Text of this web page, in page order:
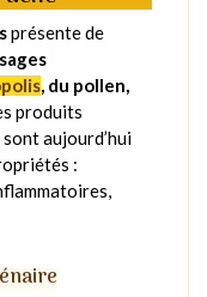
présente de
, du pollen,
produits
aujourd’hui
: